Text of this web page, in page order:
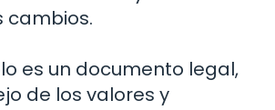
cambios.
es un documento legal,
de los valores y